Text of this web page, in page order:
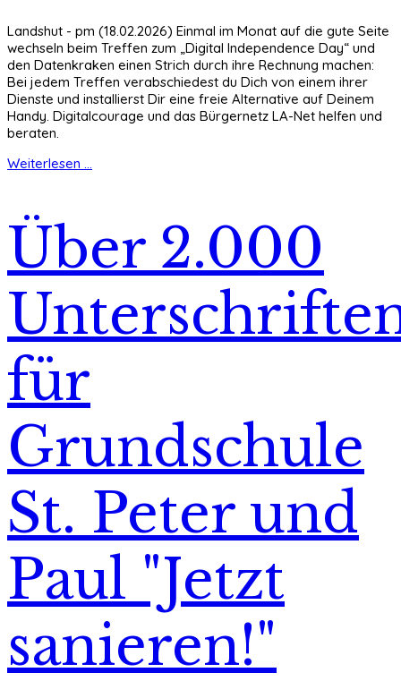
Landshut - pm (18.02.2026) Einmal im Monat auf die gute Seite
wechseln beim Treffen zum „Digital Independence Day“ und
den Datenkraken einen Strich durch ihre Rechnung machen:
Bei jedem Treffen verabschiedest du Dich von einem ihrer
Dienste und installierst Dir eine freie Alternative auf Deinem
Handy. Digitalcourage und das Bürgernetz LA-Net helfen und
beraten.
Weiterlesen ...
Über 2.000
für
Grundschule
St. Peter und
Paul "Jetzt
sanieren!"